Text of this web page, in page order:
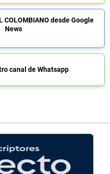
COLOMBIANO desde Google
News
canal de Whatsapp